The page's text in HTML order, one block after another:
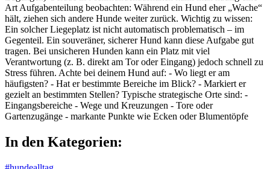
Art Aufgabenteilung beobachten: Während ein Hund eher „Wache“
hält, ziehen sich andere Hunde weiter zurück. Wichtig zu wissen:
Ein solcher Liegeplatz ist nicht automatisch problematisch – im
Gegenteil. Ein souveräner, sicherer Hund kann diese Aufgabe gut
tragen. Bei unsicheren Hunden kann ein Platz mit viel
Verantwortung (z. B. direkt am Tor oder Eingang) jedoch schnell zu
Stress führen. Achte bei deinem Hund auf: - Wo liegt er am
häufigsten? - Hat er bestimmte Bereiche im Blick? - Markiert er
gezielt an bestimmten Stellen? Typische strategische Orte sind: -
Eingangsbereiche - Wege und Kreuzungen - Tore oder
Gartenzugänge - markante Punkte wie Ecken oder Blumentöpfe
In den Kategorien: